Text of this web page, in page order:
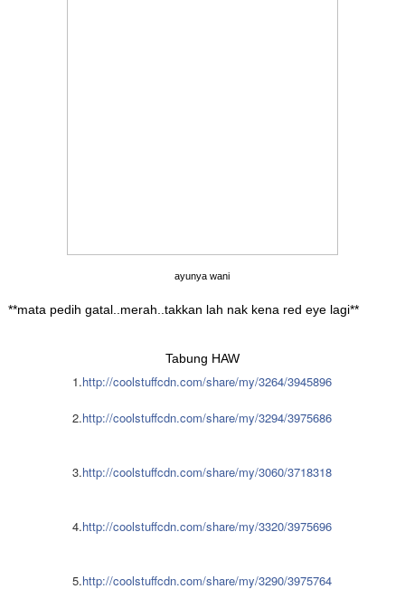
ayunya wani
**mata pedih gatal..merah..takkan lah nak kena red eye lagi**
Tabung HAW
1.http://coolstuffcdn.com/share/my/3264/3945896
2.http://coolstuffcdn.com/share/my/3294/3975686
3.http://coolstuffcdn.com/share/my/3060/3718318
4.http://coolstuffcdn.com/share/my/3320/3975696
5.http://coolstuffcdn.com/share/my/3290/3975764